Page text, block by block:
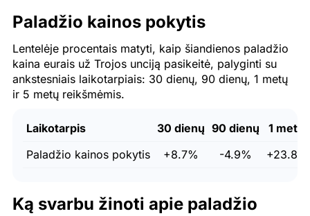
Paladžio kainos pokytis
Lentelėje procentais matyti, kaip šiandienos paladžio
kaina eurais už Trojos unciją pasikeitė, palyginti su
ankstesniais laikotarpiais: 30 dienų, 90 dienų, 1 metų
ir 5 metų reikšmėmis.
Laikotarpis 30 dienų 90 dienų
1 metai
Paladžio kainos pokytis
+8.7% -4.9% +23.8%
Ką svarbu žinoti apie paladžio